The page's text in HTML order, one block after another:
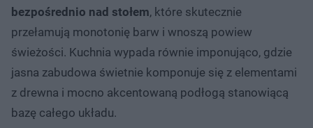
bezpośrednio nad stołem, które skutecznie
przełamują monotonię barw i wnoszą powiew
świeżości. Kuchnia wypada równie imponująco, gdzie
jasna zabudowa świetnie komponuje się z elementami
z drewna i mocno akcentowaną podłogą stanowiącą
bazę całego układu.